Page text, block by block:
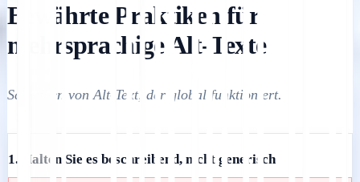
Bewährte Praktiken für
mehrsprachige Alt-Texte
Schreiben von Alt-Text, der global funktioniert.
1. Halten Sie es beschreibend, nicht generisch